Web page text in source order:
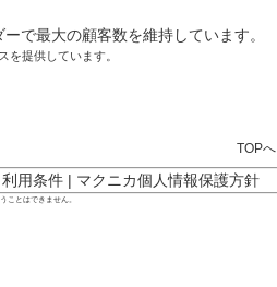
を提供しています。
TOPへ
用条件| マクニカ個人情報保護方針
ことはできません。